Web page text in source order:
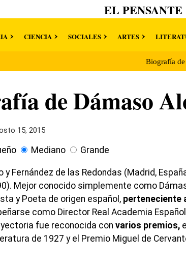
EL PENSANTE
CIENCIA SOCIALES ARTES
Biografía
de Dámaso
15, 2015
Mediano Grande
y Fernández de las Redondas (Madrid,
Mejor conocido simplemente como
y Poeta de origen español, perteneciente
como Director Real Academia
fue reconocida con varios premios,
de 1927 y el Premio Miguel de